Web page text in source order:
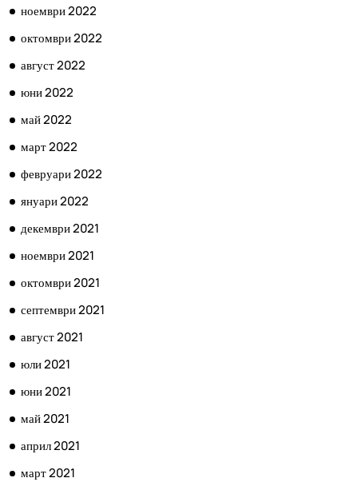
ноември 2022
октомври 2022
август 2022
юни 2022
май 2022
март 2022
февруари 2022
януари 2022
декември 2021
ноември 2021
октомври 2021
септември 2021
август 2021
юли 2021
юни 2021
май 2021
април 2021
март 2021